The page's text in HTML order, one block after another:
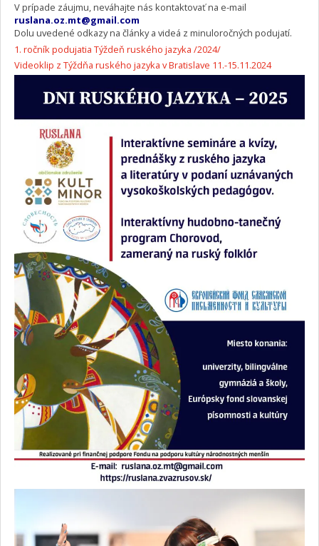
V prípade záujmu, neváhajte nás kontaktovať na e-mail
ruslana.oz.mt@gmail.com
Dolu uvedené odkazy na články a videá z minuloročných podujatí.
1. ročník podujatia Týždeň ruského jazyka /2024/
Videoklip z Týždňa ruského jazyka v Bratislave 11.-15.11.2024